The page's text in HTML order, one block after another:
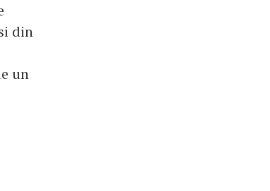
din
un